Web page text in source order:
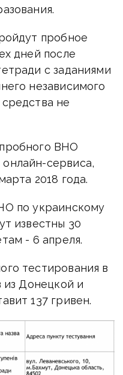
пробное
дней после
с заданиями
независимого
не
ВНО
сервиса,
2018 года.
по украинскому
известны 30
- 6 апреля.
тестирования в
из Донецкой и
137 гривен.